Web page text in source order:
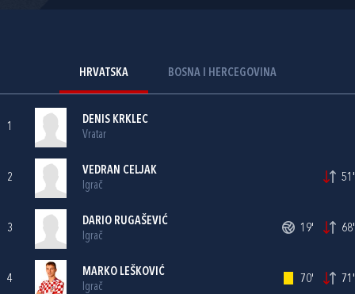
HRVATSKA BOSNA I HERCEGOVINA
1
DENIS KRKLEC
Vratar
2
VEDRAN CELJAK
Igrač
51'
3
DARIO RUGAŠEVIĆ
Igrač
19' 68'
4
MARKO LEŠKOVIĆ
Igrač
70' 71'